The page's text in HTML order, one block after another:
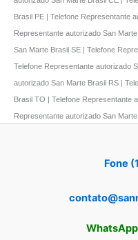
Brasil PE | Telefone Representante
Representante autorizado San
San Marte Brasil SE | Telefone
Telefone Representante autorizado
autorizado San Marte Brasil RS |
Brasil TO | Telefone Representante
Representante autorizado San
Fone